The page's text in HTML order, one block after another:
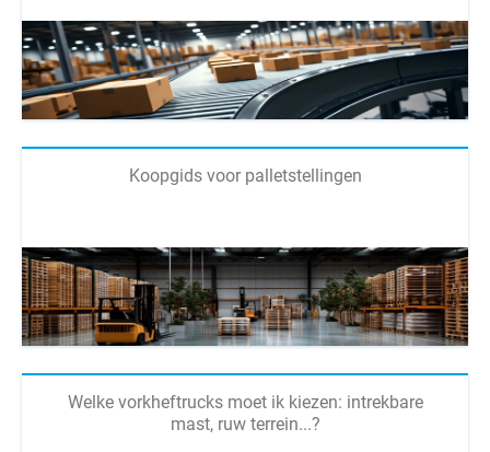
Koopgids voor palletstellingen
Welke vorkheftrucks moet ik kiezen: intrekbare
mast, ruw terrein...?